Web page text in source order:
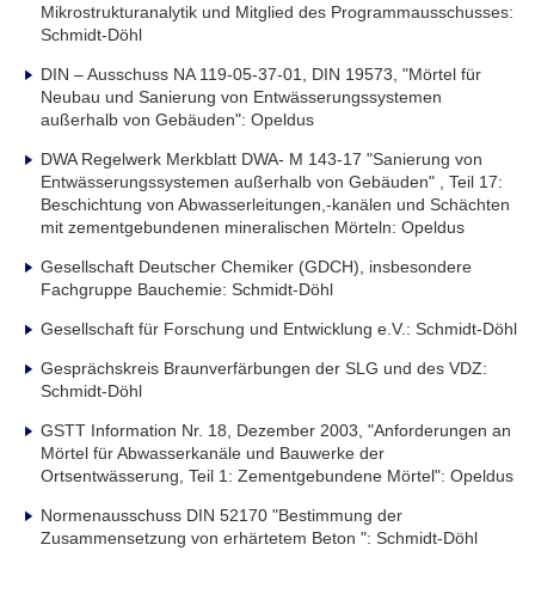
Mikrostrukturanalytik und Mitglied des Programmausschusses:
Schmidt-Döhl
DIN – Ausschuss NA 119-05-37-01, DIN 19573, "Mörtel für
Neubau und Sanierung von Entwässerungssystemen
außerhalb von Gebäuden": Opeldus
DWA Regelwerk Merkblatt DWA- M 143-17 "Sanierung von
Entwässerungssystemen außerhalb von Gebäuden" , Teil 17:
Beschichtung von Abwasserleitungen,-kanälen und Schächten
mit zementgebundenen mineralischen Mörteln: Opeldus
Gesellschaft Deutscher Chemiker (GDCH), insbesondere
Fachgruppe Bauchemie: Schmidt-Döhl
Gesellschaft für Forschung und Entwicklung e.V.: Schmidt-Döhl
Gesprächskreis Braunverfärbungen der SLG und des VDZ:
Schmidt-Döhl
GSTT Information Nr. 18, Dezember 2003, "Anforderungen an
Mörtel für Abwasserkanäle und Bauwerke der
Ortsentwässerung, Teil 1: Zementgebundene Mörtel": Opeldus
Normenausschuss DIN 52170 "Bestimmung der
Zusammensetzung von erhärtetem Beton ": Schmidt-Döhl